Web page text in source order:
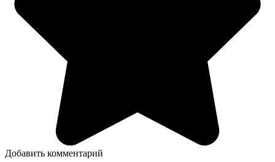
Добавить комментарий